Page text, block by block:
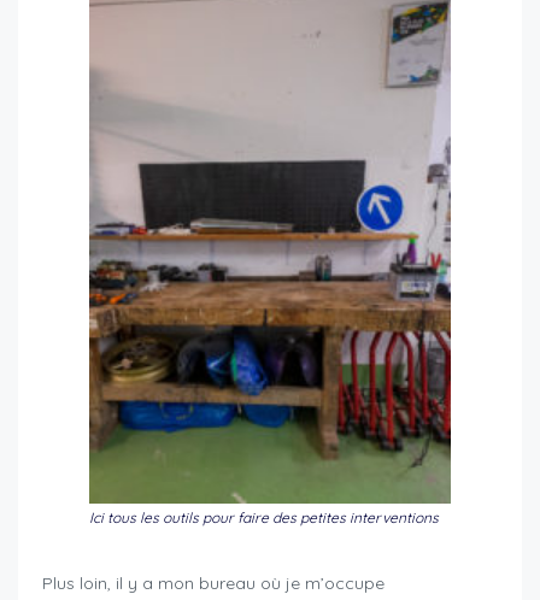
Ici tous les outils pour faire des petites interventions
Plus loin, il y a mon bureau où je m’occupe